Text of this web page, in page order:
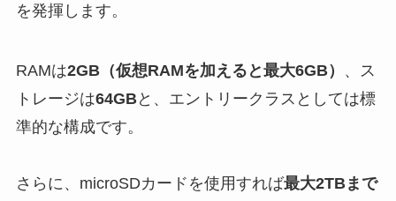
を発揮します。
RAMは2GB（仮想RAMを加えると最大6GB）
、ス
トレージは64GBと、エントリークラスとしては標
準的な構成です。
さらに、microSDカードを使用すれば最大2TBまで